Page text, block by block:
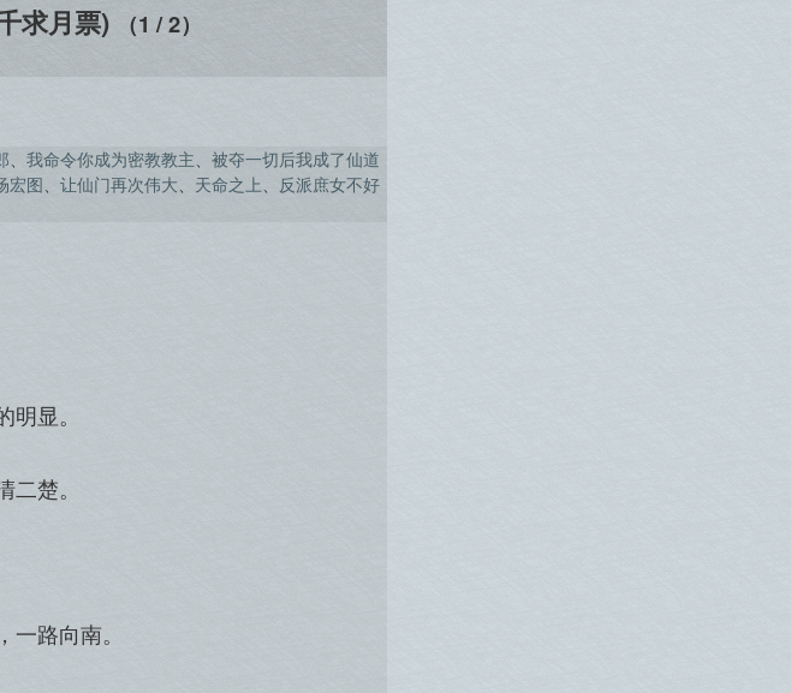
求月票) （1 / 2）
我命令你成为密教教主
被夺一切后我成了仙道
宏图 让仙门再次伟大 天命之上
反派庶女不好
显。
楚。
路向南。